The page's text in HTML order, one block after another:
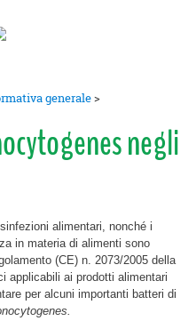
generale>
negli
alimentari, nonché i
in materia di alimenti sono
(CE) n. 2073/2005 della
applicabili ai prodotti alimentari
per alcuni importanti batteri di